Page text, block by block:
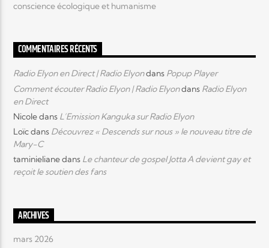
conscience écologique et humanisme
COMMENTAIRES RÉCENTS
Radio Elyon en Direct | Radio Elyondans Popup Player
Comment écouter Radio Elyon | Radio Elyondans Radio Elyon
en Direct
Nicoledans L’Emission Kanguka sur Radio Elyon
Loïcdans Découvrez « Descends sur nous » le nouveau titre de
Mary-C
taminielianedans Le chanteur de gospel Jotta A devient gay et
reçoit le soutien des fans
ARCHIVES
mars 2026